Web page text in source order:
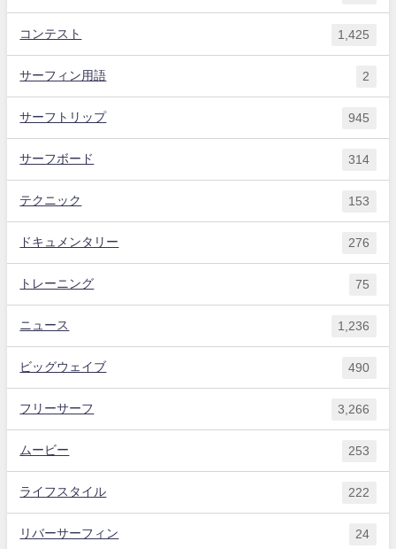
コンテスト 1,425
サーフィン用語 2
サーフトリップ 945
サーフボード 314
テクニック 153
ドキュメンタリー 276
トレーニング 75
ニュース 1,236
ビッグウェイブ 490
フリーサーフ 3,266
ムービー 253
ライフスタイル 222
リバーサーフィン 24